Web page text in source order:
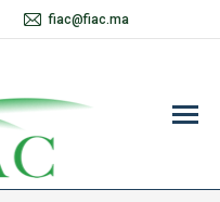
fiac@fiac.ma